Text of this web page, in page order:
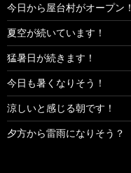
今日から屋台村がオープン！
夏空が続いています！
猛暑日が続きます！
今日も暑くなりそう！
涼しいと感じる朝です！
夕方から雷雨になりそう？